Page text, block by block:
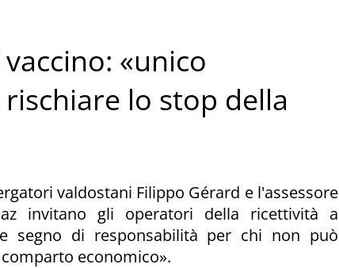
«unico
lo stop della
valdostani Filippo Gérard e l'assessore
invitano gli operatori della ricettività a
segno di responsabilità per chi non può
economico».